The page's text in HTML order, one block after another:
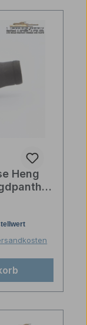
Heng
Preis: